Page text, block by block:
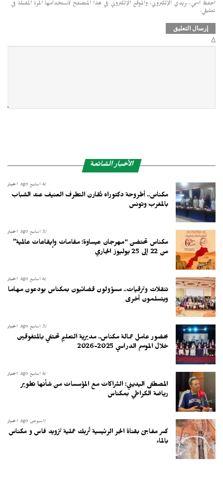
احفظ اسمي، بريدي الإلكتروني، والموقع الإلكتروني في هذا المتصفح لاستخدامها المرة المقبلة في
تعليقي.
Δ
الأخبار الشائعة
أخبار 4 أسابيع ago
مكناس.. أطروحة دكتوراه تُقارن التطرف العنيف عند الشباب
بالمغرب وتونس
أخبار 3 أسابيع ago
مكناس تحتضن “مهرجان عيساوة: مقامات وإيقاعات عالمية”
من 22 إلى 25 يوليوز الجاري
أخبار 4 أسابيع ago
تنقلات وترقيات.. مسؤولون قضائيون بمكناس يودعون مهاما
ويتسلمون أخرى
أخبار 3 أسابيع ago
بحضور عامل عمالة مكناس.. مديرية التعليم تحتفي بالمتفوقين
خلال الموسم الدراسي 2025-2026
أخبار 4 أسابيع ago
المصطفى اليديني: الشراكات مع المؤسسات من شأنها تطوير
رياضة الكراطي بمكناس
أخبار أسبوعين ago
كسر مفاجئ بقناة الجر الرئيسية تُربك عملية تزويد فاس و مكناس
بالماء